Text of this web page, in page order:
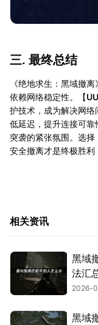
三. 最终总结
《绝地求生：黑域撤
依赖网络稳定性。【
护技术，成为解决网
低延迟，提升连接可
突袭的紧张氛围。选择
安全撤离才是终极胜利
相关资讯
黑域
法汇
2026-
黑域